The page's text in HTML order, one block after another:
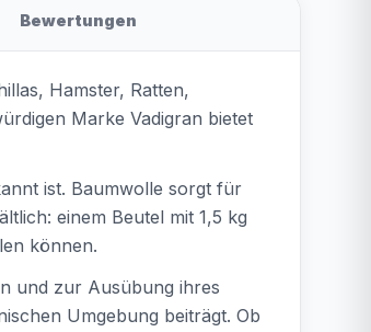
Bewertungen
Hamster, Ratten,
Marke Vadigran bietet
ist. Baumwolle sorgt für
einem Beutel mit 1,5 kg
können.
und zur Ausübung ihres
Umgebung beiträgt. Ob